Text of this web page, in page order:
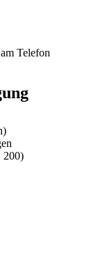
Telefon
200)